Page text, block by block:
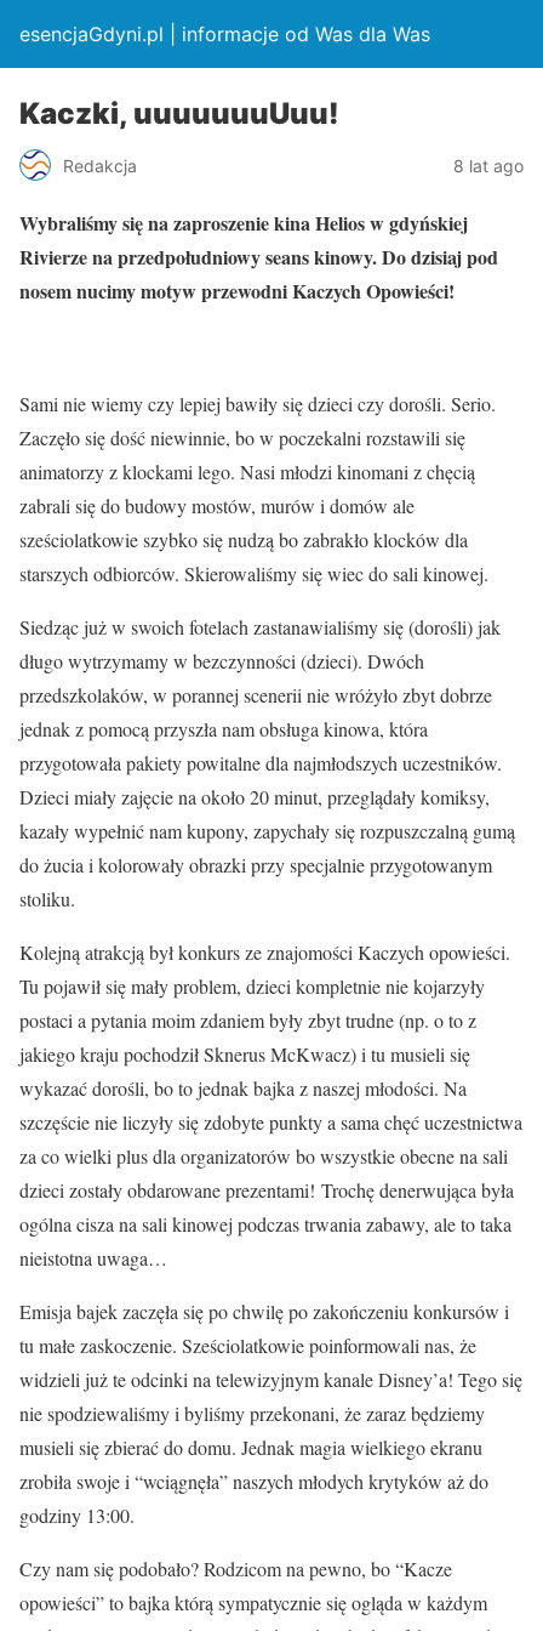
esencjaGdyni.pl | informacje od Was dla Was
Kaczki, uuuuuuuUuu!
Redakcja 8 lat ago
Wybraliśmy się na zaproszenie kina Helios w gdyńskiej
Rivierze na przedpołudniowy seans kinowy. Do dzisiaj pod
nosem nucimy motyw przewodni Kaczych Opowieści!
Sami nie wiemy czy lepiej bawiły się dzieci czy dorośli. Serio.
Zaczęło się dość niewinnie, bo w poczekalni rozstawili się
animatorzy z klockami lego. Nasi młodzi kinomani z chęcią
zabrali się do budowy mostów, murów i domów ale
sześciolatkowie szybko się nudzą bo zabrakło klocków dla
starszych odbiorców. Skierowaliśmy się wiec do sali kinowej.
Siedząc już w swoich fotelach zastanawialiśmy się (dorośli) jak
długo wytrzymamy w bezczynności (dzieci). Dwóch
przedszkolaków, w porannej scenerii nie wróżyło zbyt dobrze
jednak z pomocą przyszła nam obsługa kinowa, która
przygotowała pakiety powitalne dla najmłodszych uczestników.
Dzieci miały zajęcie na około 20 minut, przeglądały komiksy,
kazały wypełnić nam kupony, zapychały się rozpuszczalną gumą
do żucia i kolorowały obrazki przy specjalnie przygotowanym
stoliku.
Kolejną atrakcją był konkurs ze znajomości Kaczych opowieści.
Tu pojawił się mały problem, dzieci kompletnie nie kojarzyły
postaci a pytania moim zdaniem były zbyt trudne (np. o to z
jakiego kraju pochodził Sknerus McKwacz) i tu musieli się
wykazać dorośli, bo to jednak bajka z naszej młodości. Na
szczęście nie liczyły się zdobyte punkty a sama chęć uczestnictwa
za co wielki plus dla organizatorów bo wszystkie obecne na sali
dzieci zostały obdarowane prezentami! Trochę denerwująca była
ogólna cisza na sali kinowej podczas trwania zabawy, ale to taka
nieistotna uwaga…
Emisja bajek zaczęła się po chwilę po zakończeniu konkursów i
tu małe zaskoczenie. Sześciolatkowie poinformowali nas, że
widzieli już te odcinki na telewizyjnym kanale Disney’a! Tego się
nie spodziewaliśmy i byliśmy przekonani, że zaraz będziemy
musieli się zbierać do domu. Jednak magia wielkiego ekranu
zrobiła swoje i “wciągnęła” naszych młodych krytyków aż do
godziny 13:00.
Czy nam się podobało? Rodzicom na pewno, bo “Kacze
opowieści” to bajka którą sympatycznie się ogląda w każdym